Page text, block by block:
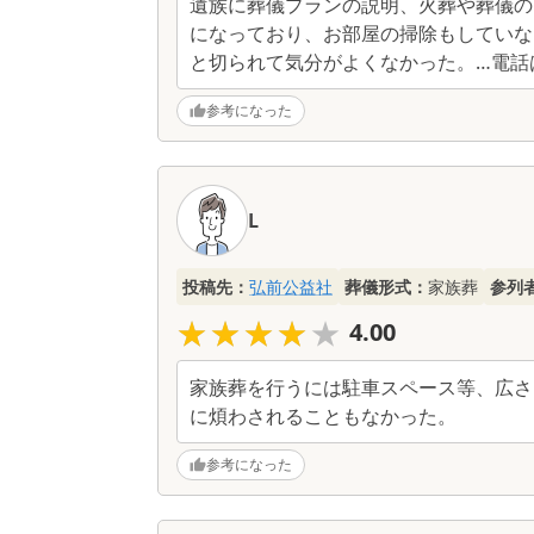
になっており、お部屋の掃除もしてい
と切られて気分がよくなかった。…電
参考になった
L
投稿先： 弘前公益社 葬儀形式： 家族葬 参列
★★★★★
★★★★★ 4.00
家族葬を行うには駐車スペース等、広
に煩わされることもなかった。
参考になった